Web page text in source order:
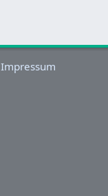
Impressum